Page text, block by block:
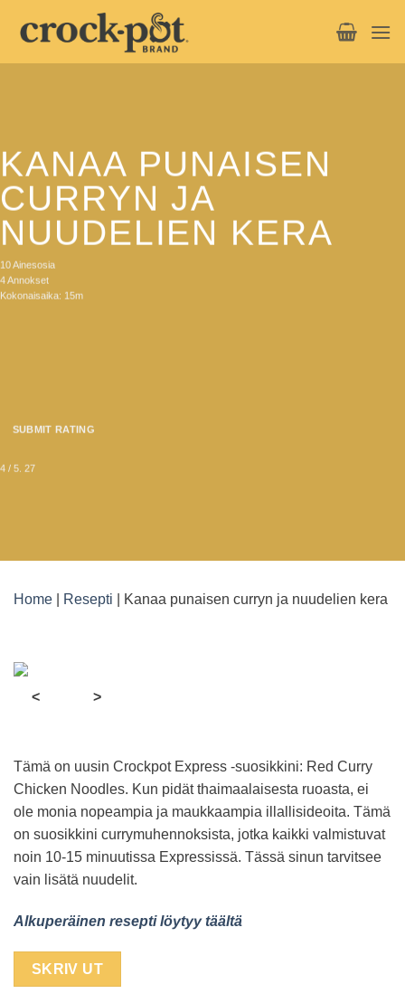
KANAA PUNAISEN
CURRYN JA
NUUDELIEN KERA
10 Ainesosia
4 Annokset
Kokonaisaika: 15m
SUBMIT RATING
4 / 5. 27
Home Resepti Kanaa punaisen curryn ja nuudelien kera
< >
Tämä on uusin Crockpot Express -suosikkini: Red Curry
Chicken Noodles. Kun pidät thaimaalaisesta ruoasta, ei
ole monia nopeampia ja maukkaampia illallisideoita. Tämä
on suosikkini currymuhennoksista, jotka kaikki valmistuvat
noin 10-15 minuutissa Expressissä. Tässä sinun tarvitsee
vain lisätä nuudelit.
Alkuperäinen resepti löytyy täältä
SKRIV UT